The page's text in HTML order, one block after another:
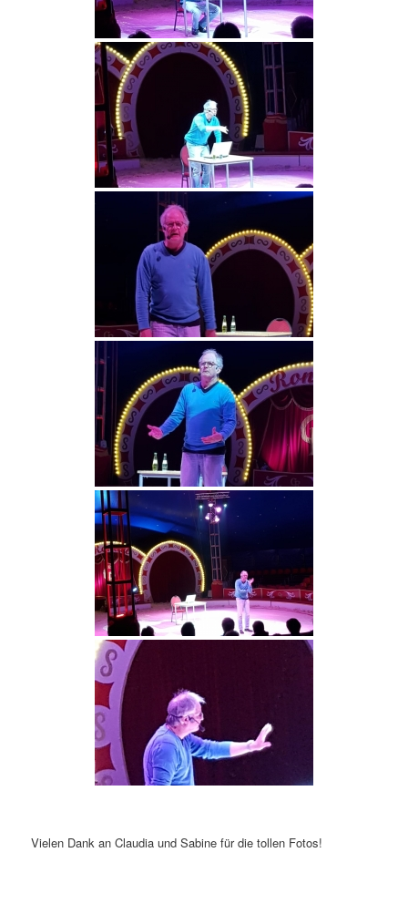
Vielen Dank an Claudia und Sabine für die tollen Fotos!